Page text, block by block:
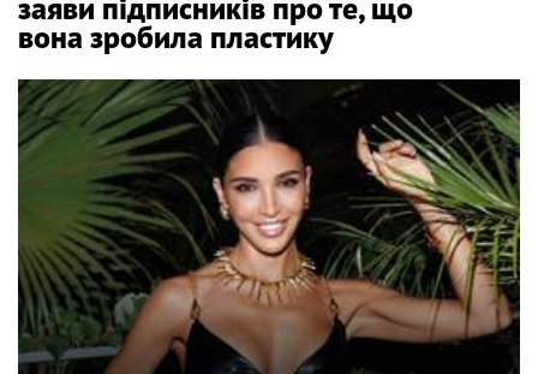
вона зробила пластику